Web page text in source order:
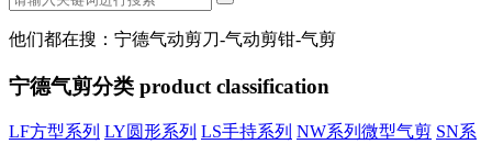
他们都在搜：宁德气动剪刀-气动剪钳-气剪
宁德气剪分类 product classification
LF方型系列 LY圆形系列 LS手持系列 NW系列微型气剪 SN系